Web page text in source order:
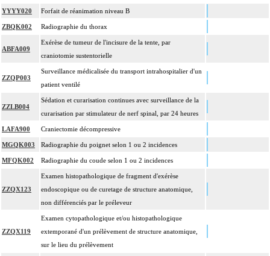
YYYY020 Forfait de réanimation niveau B
ZBQK002 Radiographie du thorax
ABFA009
Exérèse de tumeur de l'incisure de la tente, par
craniotomie sustentorielle
ZZQP003
Surveillance médicalisée du transport intrahospitalier d'un
patient ventilé
ZZLB004
Sédation et curarisation continues avec surveillance de la
curarisation par stimulateur de nerf spinal, par 24 heures
LAFA900 Craniectomie décompressive
MGQK003 Radiographie du poignet selon 1 ou 2 incidences
MFQK002 Radiographie du coude selon 1 ou 2 incidences
ZZQX123
Examen histopathologique de fragment d'exérèse
endoscopique ou de curetage de structure anatomique,
non différenciés par le préleveur
ZZQX119
Examen cytopathologique et/ou histopathologique
extemporané d'un prélèvement de structure anatomique,
sur le lieu du prélèvement